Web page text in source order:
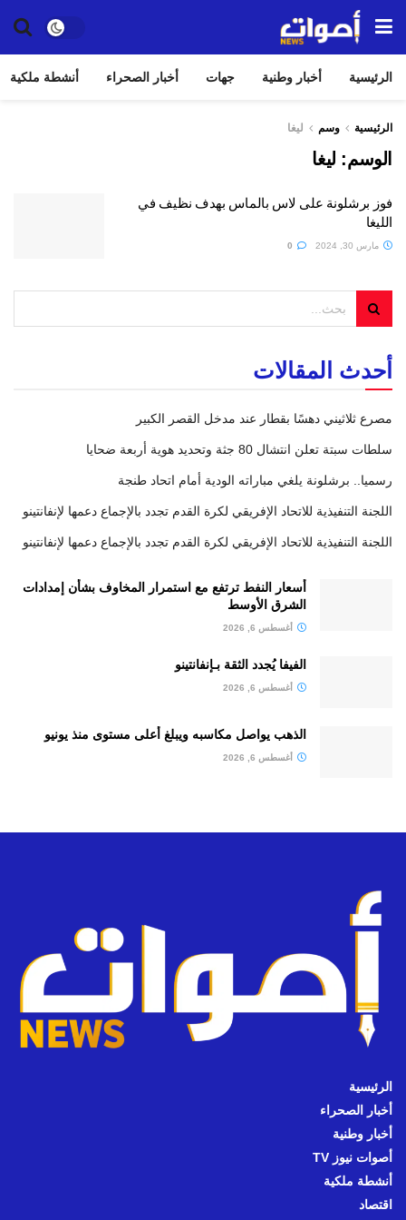
الرئيسية أخبار وطنية جهات أخبار الصحراء أنشطة ملكية
الرئيسية وسم ليغا
الوسم: ليغا
فوز برشلونة على لاس بالماس بهدف نظيف في
الليغا
مارس 30, 2024
أحدث المقالات
مصرع ثلاثيني دهسًا بقطار عند مدخل القصر الكبير
سلطات سبتة تعلن انتشال 80 جثة وتحديد هوية أربعة ضحايا
رسميا.. برشلونة يلغي مباراته الودية أمام اتحاد طنجة
اللجنة التنفيذية للاتحاد الإفريقي لكرة القدم تجدد بالإجماع دعمها لإنفانتينو
اللجنة التنفيذية للاتحاد الإفريقي لكرة القدم تجدد بالإجماع دعمها لإنفانتينو
أسعار النفط ترتفع مع استمرار المخاوف بشأن إمدادات
الشرق الأوسط
أغسطس 6, 2026
الفيفا يُجدد الثقة بـإنفانتينو
أغسطس 6, 2026
الذهب يواصل مكاسبه ويبلغ أعلى مستوى منذ يونيو
أغسطس 6, 2026
الرئيسية
أخبار الصحراء
أخبار وطنية
أصوات نيوز TV
أنشطة ملكية
اقتصاد